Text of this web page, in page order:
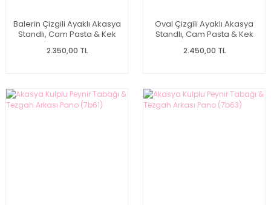
Balerin Çizgili Ayaklı Akasya
Standlı, Cam Pasta & Kek
2.350,00 TL
Oval Çizgili Ayaklı Akasya
Standlı, Cam Pasta & Kek
2.450,00 TL